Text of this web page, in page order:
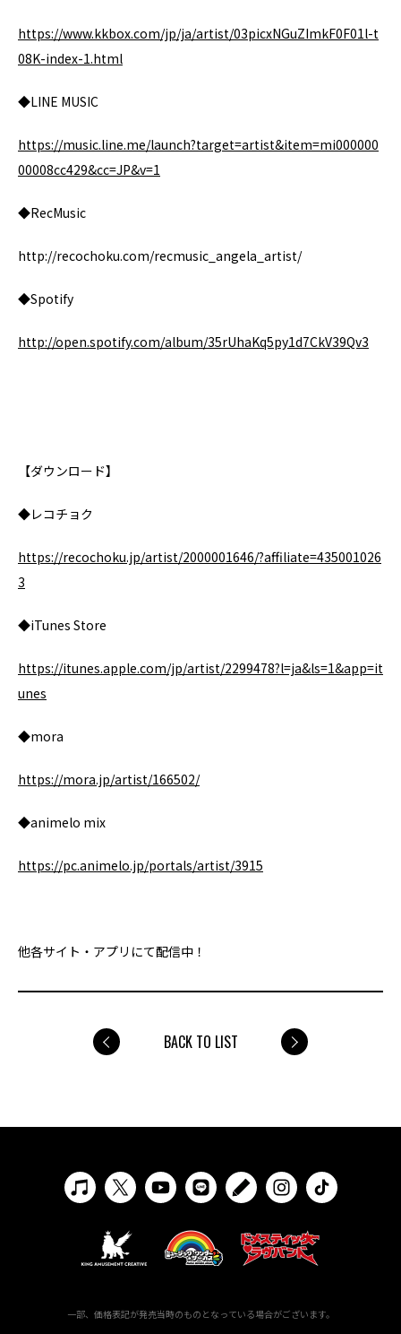
https://www.kkbox.com/jp/ja/artist/03picxNGuZImkF0F01l-t
08K-index-1.html
◆LINE MUSIC
https://music.line.me/launch?target=artist&item=mi000000
00008cc429&cc=JP&v=1
◆RecMusic
http://recochoku.com/recmusic_angela_artist/
◆Spotify
http://open.spotify.com/album/35rUhaKq5py1d7CkV39Qv3
【ダウンロード】
◆レコチョク
https://recochoku.jp/artist/2000001646/?affiliate=435001026
3
◆iTunes Store
https://itunes.apple.com/jp/artist/2299478?l=ja&ls=1&app=it
unes
◆mora
https://mora.jp/artist/166502/
◆animelo mix
https://pc.animelo.jp/portals/artist/3915
他各サイト・アプリにて配信中！
BACK TO LIST
一部、価格表記が発売当時のものとなっている場合がございます。